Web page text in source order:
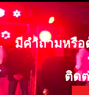
มีคำถามหรือ
ติด